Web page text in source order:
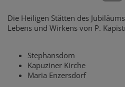
Die Heiligen Stätten des
Lebens und Wirkens von P.
Stephansdom
Kapuziner Kirche
Maria Enzersdorf